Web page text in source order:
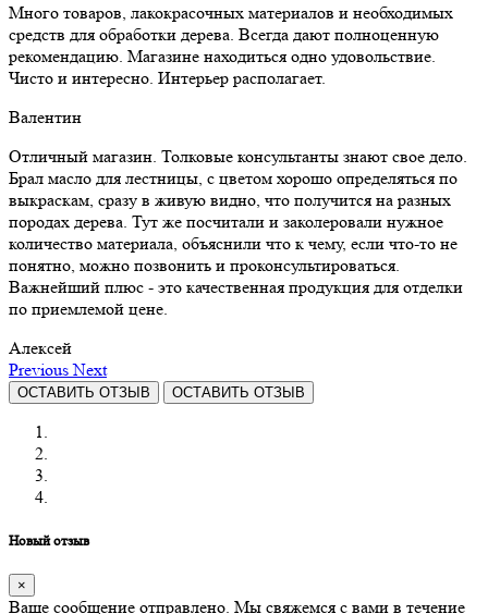
Много товаров, лакокрасочных материалов и необходимых
средств для обработки дерева. Всегда дают полноценную
рекомендацию. Магазине находиться одно удовольствие.
Чисто и интересно. Интерьер располагает.
Валентин
Отличный магазин. Толковые консультанты знают свое дело.
Брал масло для лестницы, с цветом хорошо определяться по
выкраскам, сразу в живую видно, что получится на разных
породах дерева. Тут же посчитали и заколеровали нужное
количество материала, объяснили что к чему, если что-то не
понятно, можно позвонить и проконсультироваться.
Важнейший плюс - это качественная продукция для отделки
по приемлемой цене.
Алексей
Previous Next
ОСТАВИТЬ ОТЗЫВ ОСТАВИТЬ ОТЗЫВ
Новый отзыв
×
Ваше сообщение отправлено. Мы свяжемся с вами в течение